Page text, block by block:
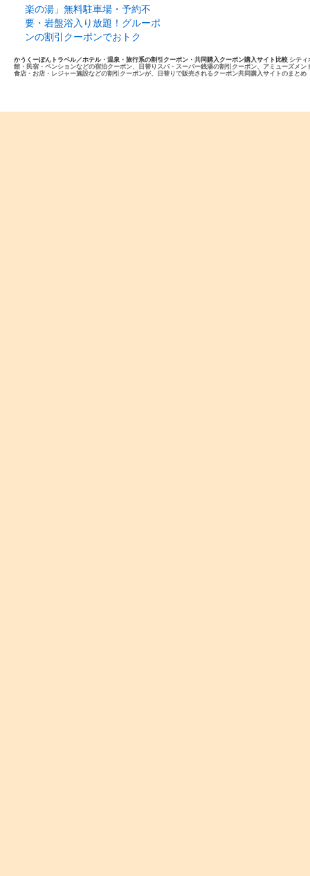
楽の湯」無料駐車場・予約不
要・岩盤浴入り放題！グルーポ
ンの割引クーポンでおトク
かうくーぽんトラベル／ホテル・温泉・旅行系の割引クーポン・共同購入クーポン購入サイト比較 シティ
館・民宿・ペンションなどの宿泊クーポン、日替りスパ・スーパー銭湯の割引クーポン、アミューズメ
食店・お店・レジャー施設などの割引クーポンが、日替りで販売されるクーポン共同購入サイトのまとめ